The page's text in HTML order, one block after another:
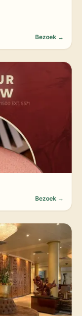
Bezoek →
Bezoek →